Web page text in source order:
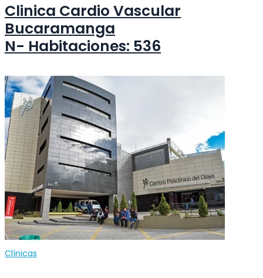
Clinica Cardio Vascular
Bucaramanga
N- Habitaciones: 536
Clínicas